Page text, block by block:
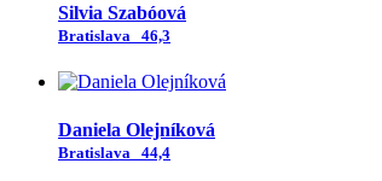
Silvia Szabóová
Bratislava 46,3
Daniela Olejníková
Bratislava 44,4